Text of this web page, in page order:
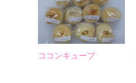
ココンキューブ